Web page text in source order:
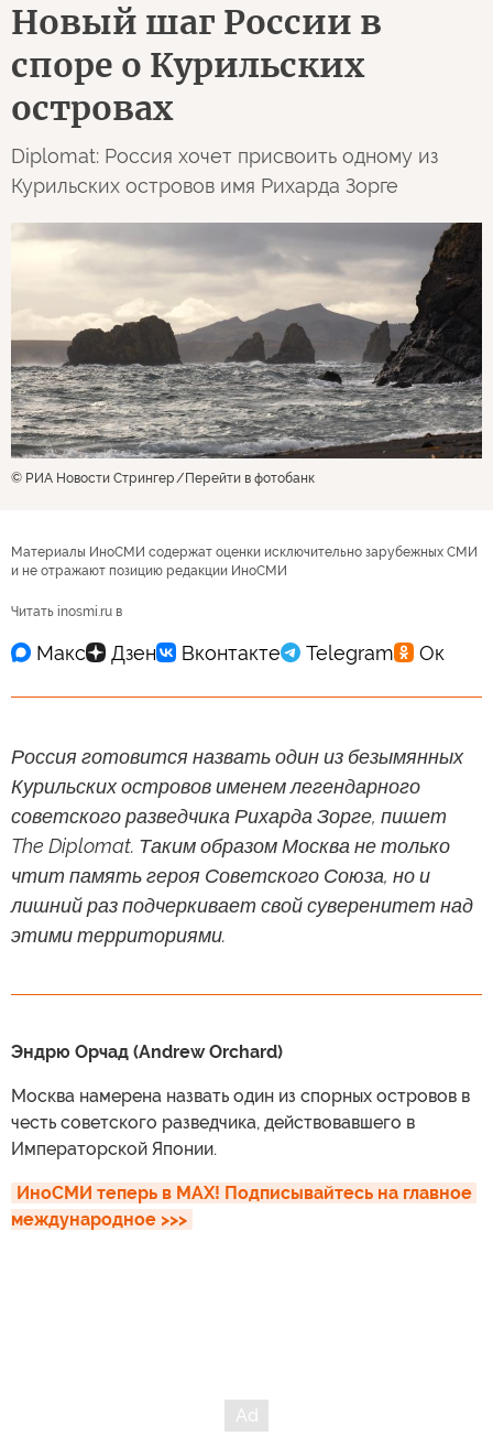
Новый шаг России в
споре о Курильских
островах
Diplomat: Россия хочет присвоить одному из
Курильских островов имя Рихарда Зорге
© РИА Новости Стрингер Перейти в фотобанк
Материалы ИноСМИ содержат оценки исключительно зарубежных СМИ
и не отражают позицию редакции ИноСМИ
Читать inosmi.ru в
Россия готовится назвать один из безымянных
Курильских островов именем легендарного
советского разведчика Рихарда Зорге, пишет
The Diplomat. Таким образом Москва не только
чтит память героя Советского Союза, но и
лишний раз подчеркивает свой суверенитет над
этими территориями.
Эндрю Орчад (Andrew Orchard)
Москва намерена назвать один из спорных островов в
честь советского разведчика, действовавшего в
Императорской Японии.
ИноСМИ теперь в MAX! Подписывайтесь на главное
международное >>>